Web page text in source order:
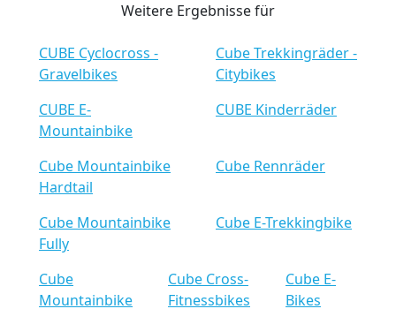
Weitere Ergebnisse für
CUBE Cyclocross -
Gravelbikes
Cube Trekkingräder -
Citybikes
CUBE E-
Mountainbike
CUBE Kinderräder
Cube Mountainbike
Hardtail
Cube Rennräder
Cube Mountainbike
Fully
Cube E-Trekkingbike
Cube
Mountainbike
Cube Cross-
Fitnessbikes
Cube E-
Bikes